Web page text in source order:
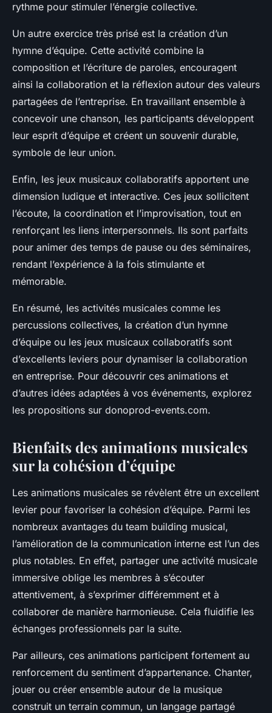
rythme pour stimuler l’énergie collective.
Un autre exercice très prisé est la création d’un
hymne d’équipe. Cette activité combine la
composition et l’écriture de paroles, encouragent
ainsi la collaboration et la réflexion autour des valeurs
partagées de l’entreprise. En travaillant ensemble à
concevoir une chanson, les participants développent
leur esprit d’équipe et créent un souvenir durable,
symbole de leur union.
Enfin, les jeux musicaux collaboratifs apportent une
dimension ludique et interactive. Ces jeux sollicitent
l’écoute, la coordination et l’improvisation, tout en
renforçant les liens interpersonnels. Ils sont parfaits
pour animer des temps de pause ou des séminaires,
rendant l’expérience à la fois stimulante et
mémorable.
En résumé, les activités musicales comme les
percussions collectives, la création d’un hymne
d’équipe ou les jeux musicaux collaboratifs sont
d’excellents leviers pour dynamiser la collaboration
en entreprise. Pour découvrir ces animations et
d’autres idées adaptées à vos événements, explorez
les propositions sur donoprod-events.com.
Bienfaits des animations musicales
sur la cohésion d’équipe
Les animations musicales se révèlent être un excellent
levier pour favoriser la cohésion d’équipe. Parmi les
nombreux avantages du team building musical,
l’amélioration de la communication interne est l’un des
plus notables. En effet, partager une activité musicale
immersive oblige les membres à s’écouter
attentivement, à s’exprimer différemment et à
collaborer de manière harmonieuse. Cela fluidifie les
échanges professionnels par la suite.
Par ailleurs, ces animations participent fortement au
renforcement du sentiment d’appartenance. Chanter,
jouer ou créer ensemble autour de la musique
construit un terrain commun, un langage partagé